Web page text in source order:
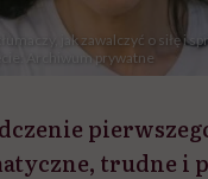
jak zawalczyć o siłę i
Archiwum prywatne
trudne i